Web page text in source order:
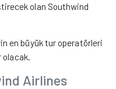
olan Southwind
en büyük tur operatörleri
olacak.
Airlines